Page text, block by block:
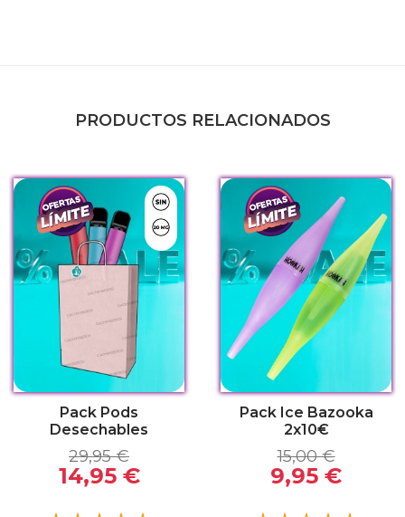
PRODUCTOS RELACIONADOS
by El Nefes
SIN Nicotina
20 MG.
Pack Pods
Desechables
29,95 €
14,95 €
Pack Ice Bazooka
2x10€
15,00 €
9,95 €